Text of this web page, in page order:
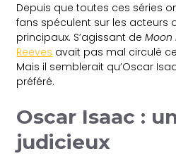
Depuis que toutes ces séries
fans spéculent sur les acteurs
principaux. S’agissant deMoon
Reeves avait pas mal circulé
Mais il semblerait qu’Oscar
préféré.
Oscar Isaac :
judicieux